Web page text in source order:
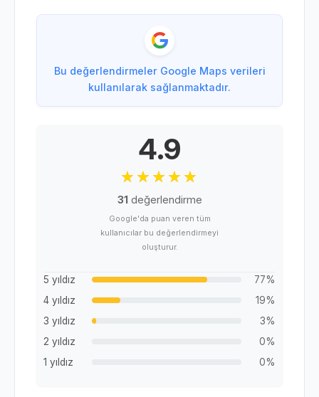
Bu değerlendirmeler Google Maps verileri
kullanılarak sağlanmaktadır.
4.9
31 değerlendirme
Google'da puan veren tüm
kullanıcılar bu değerlendirmeyi
oluşturur.
5 yıldız
77%
4 yıldız
19%
3 yıldız
3%
2 yıldız
0%
1 yıldız
0%